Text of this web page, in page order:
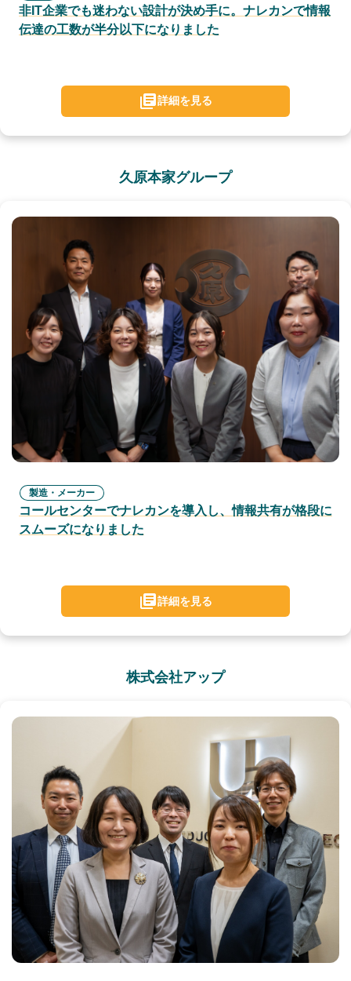
非IT企業でも迷わない設計が決め手に。ナレカンで情報
伝達の工数が半分以下になりました
詳細を見る
久原本家グループ
製造・メーカー
コールセンターでナレカンを導入し、情報共有が格段に
スムーズになりました
詳細を見る
株式会社アップ